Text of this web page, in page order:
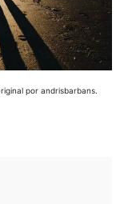
por andrisbarbans.